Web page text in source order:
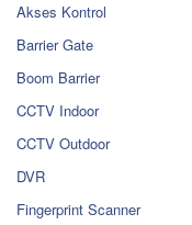
Akses Kontrol
Barrier Gate
Boom Barrier
CCTV Indoor
CCTV Outdoor
DVR
Fingerprint Scanner